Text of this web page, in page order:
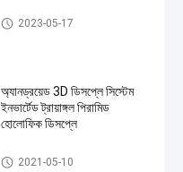
3D Holographic প্রদর্শন
2023-05-17
অ্যানড্রয়েড 3D ডিসপ্লে সিস্টেম
ইনভার্টেড ট্রায়াঙ্গল পিরামিড
হোলোফিক ডিসপ্লে
3D Holographic প্রদর্শন
2021-05-10